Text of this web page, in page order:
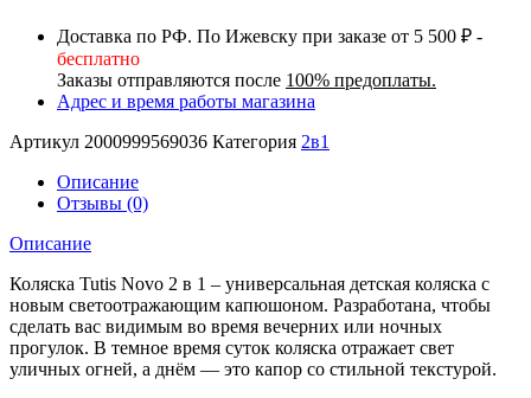
Доставка по РФ. По Ижевску при заказе от 5 500 ₽ -
бесплатно
Заказы отправляются после 100% предоплаты.
Адрес и время работы магазина
Артикул 2000999569036 Категория 2в1
Описание
Отзывы (0)
Описание
Коляска Tutis Novo 2 в 1 – универсальная детская коляска с
новым светоотражающим капюшоном. Разработана, чтобы
сделать вас видимым во время вечерних или ночных
прогулок. В темное время суток коляска отражает свет
уличных огней, а днём — это капор со стильной текстурой.